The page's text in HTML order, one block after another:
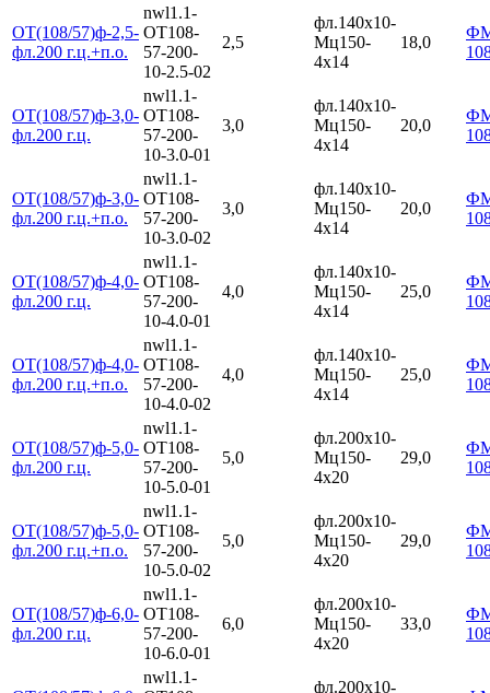
ОТ(108/57)ф-2,5-
фл.200 г.ц.+п.о.
nwl1.1-
ОТ108-
57-200-
10-2.5-02
2,5
фл.140х10-
Мц150-
4х14
18,0
ОТ(108/57)ф-3,0-
фл.200 г.ц.
nwl1.1-
ОТ108-
57-200-
10-3.0-01
3,0
фл.140х10-
Мц150-
4х14
20,0
ОТ(108/57)ф-3,0-
фл.200 г.ц.+п.о.
nwl1.1-
ОТ108-
57-200-
10-3.0-02
3,0
фл.140х10-
Мц150-
4х14
20,0
ОТ(108/57)ф-4,0-
фл.200 г.ц.
nwl1.1-
ОТ108-
57-200-
10-4.0-01
4,0
фл.140х10-
Мц150-
4х14
25,0
ОТ(108/57)ф-4,0-
фл.200 г.ц.+п.о.
nwl1.1-
ОТ108-
57-200-
10-4.0-02
4,0
фл.140х10-
Мц150-
4х14
25,0
ОТ(108/57)ф-5,0-
фл.200 г.ц.
nwl1.1-
ОТ108-
57-200-
10-5.0-01
5,0
фл.200х10-
Мц150-
4х20
29,0
ОТ(108/57)ф-5,0-
фл.200 г.ц.+п.о.
nwl1.1-
ОТ108-
57-200-
10-5.0-02
5,0
фл.200х10-
Мц150-
4х20
29,0
ОТ(108/57)ф-6,0-
фл.200 г.ц.
nwl1.1-
ОТ108-
57-200-
10-6.0-01
6,0
фл.200х10-
Мц150-
4х20
33,0
nwl1.1-
фл.200х10-